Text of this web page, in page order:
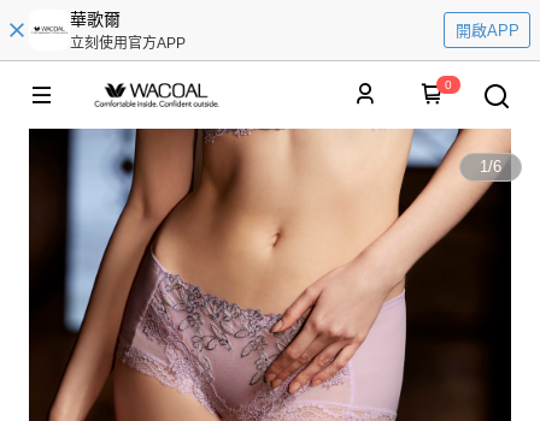
華歌爾
立刻使用官方APP
開啟APP
0
1/6